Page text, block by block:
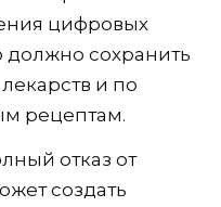
цифровых
должно сохранить
и по
рецептам.
отказ от
создать